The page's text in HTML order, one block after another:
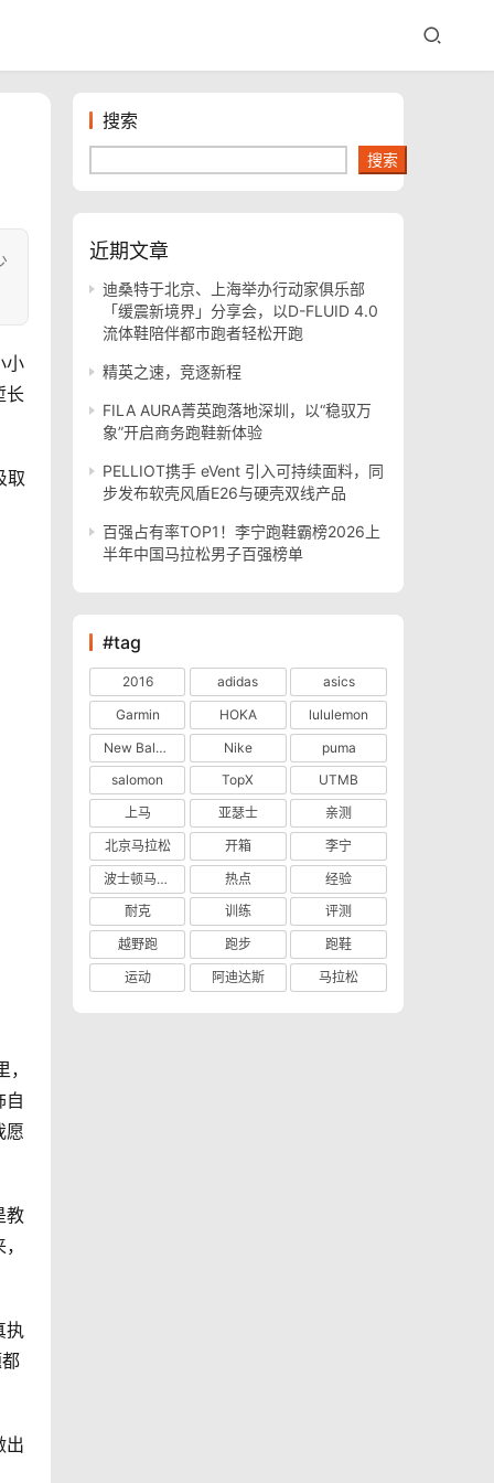
小
长
取
自
愿
教
执
出
搜索
搜索
近期文章
迪桑特于北京、上海举办行动家俱乐部
「缓震新境界」分享会，以D-FLUID 4.0
流体鞋陪伴都市跑者轻松开跑
精英之速，竞逐新程
FILA AURA菁英跑落地深圳，以“稳驭万
象”开启商务跑鞋新体验
PELLIOT携手 eVent 引入可持续面料，同
步发布软壳风盾E26与硬壳双线产品
百强占有率TOP1！李宁跑鞋霸榜2026上
半年中国马拉松男子百强榜单
#tag
2016 adidas
asics
Garmin
HOKA
lululemon
New Balance
Nike
puma
salomon
TopX
UTMB
上马
亚瑟士
亲测
北京马拉松
开箱
李宁
波士顿马拉松
热点
经验
耐克
训练
评测
越野跑
跑步
跑鞋
运动
阿迪达斯 马拉松